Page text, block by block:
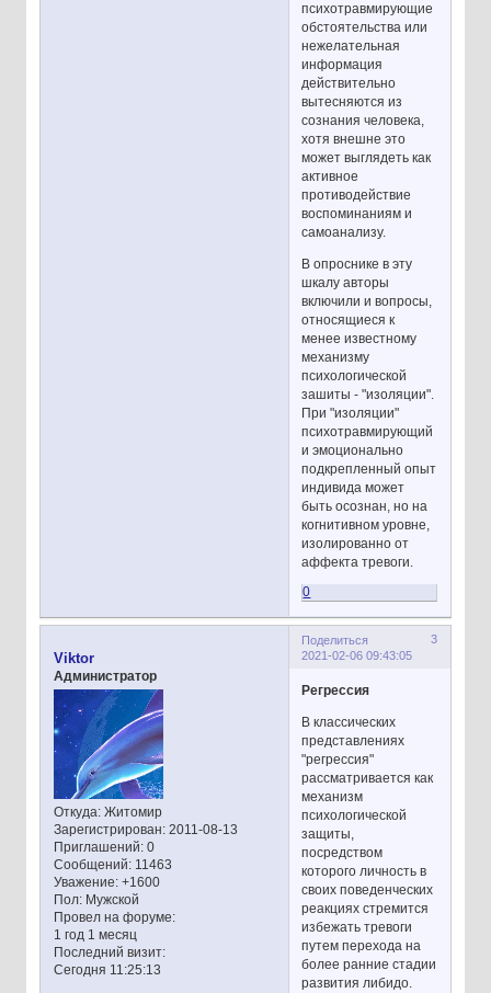
психотравмирующие
обстоятельства или
нежелательная
информация
действительно
вытесняются из
сознания человека,
хотя внешне это
может выглядеть как
активное
противодействие
воспоминаниям и
самоанализу.
В опроснике в эту
шкалу авторы
включили и вопросы,
относящиеся к
менее известному
механизму
психологической
зашиты - "изоляции".
При "изоляции"
психотравмирующий
и эмоционально
подкрепленный опыт
индивида может
быть осознан, но на
когнитивном уровне,
изолированно от
аффекта тревоги.
0
Поделиться
3
2021-02-06 09:43:05
Viktor
Администратор
Откуда:Житомир
Зарегистрирован: 2011-08-13
Приглашений:0
Сообщений:11463
Уважение: +1600
Пол:Мужской
Провел на форуме:
1 год 1 месяц
Последний визит:
Сегодня 11:25:13
Регрессия
В классических
представлениях
"регрессия"
рассматривается как
механизм
психологической
защиты,
посредством
которого личность в
своих поведенческих
реакциях стремится
избежать тревоги
путем перехода на
более ранние стадии
развития либидо.